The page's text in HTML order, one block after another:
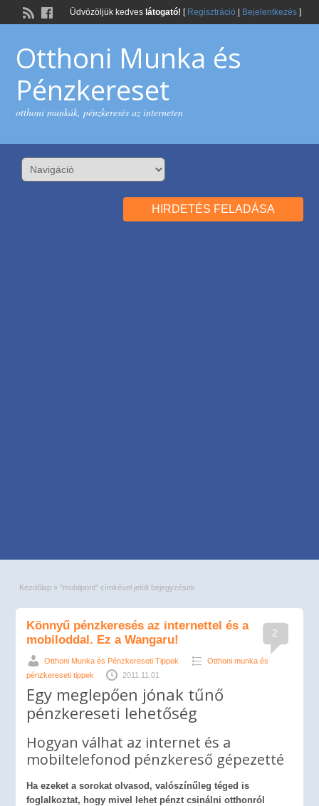
Üdvözöljük kedves látogató! [ Regisztráció Bejelentkezés]
Otthoni Munka és
Pénzkereset
otthoni munkák, pénzkeresés az interneten
HIRDETÉS FELADÁSA
Kezdőlap » "mobilpont" címkével jelölt bejegyzések
2
Könnyű pénzkeresés az internettel és a
mobiloddal. Ez a Wangaru!
Otthoni Munka és Pénzkereseti Tippek
Otthoni munka és
pénzkereseti tippek
2011.11.01
Egy meglepően jónak tűnő
pénzkereseti lehetőség
Hogyan válhat az internet és a
mobiltelefonod pénzkereső gépezetté
Ha ezeket a sorokat olvasod, valószínűleg téged is
foglalkoztat, hogy mivel lehet pénzt csinálni otthonról